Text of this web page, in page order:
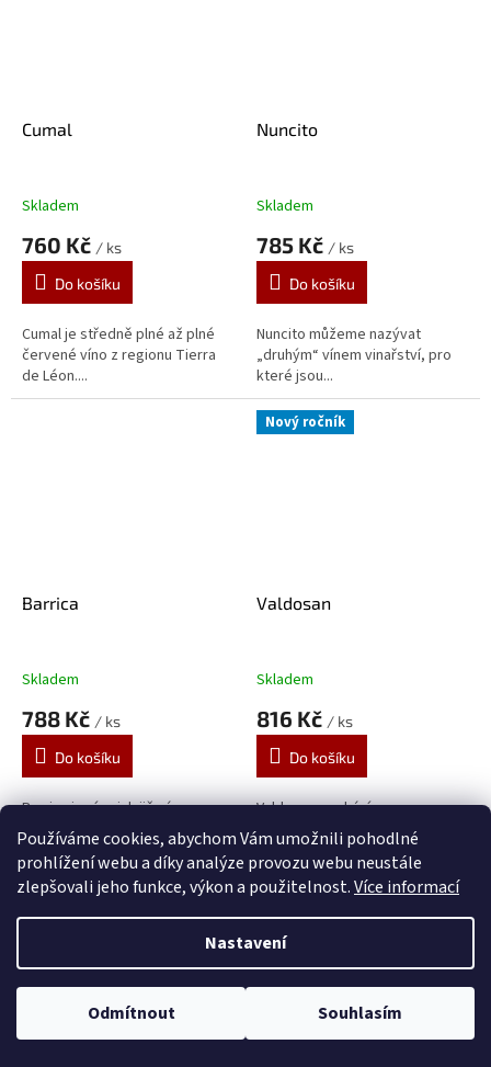
Používáme cookies, abychom Vám umožnili pohodlné
prohlížení webu a díky analýze provozu webu neustále
zlepšovali jeho funkce, výkon a použitelnost.Více informací
Nastavení
Odmítnout Souhlasím
Cumal
Skladem
760 Kč / ks
Do košíku
Cumal je středně plné až plné
červené víno z regionu Tierra
de Léon....
Nuncito
Skladem
785 Kč / ks
Do košíku
Nuncito můžeme nazývat
„druhým“ vínem vinařství, pro
které jsou...
Barrica
Skladem
788 Kč / ks
Do košíku
Barrica je víno jak již název
napovídá zrající v sudech, které
skvěle...
Nový ročník
Valdosan
Skladem
816 Kč / ks
Do košíku
Valdosan pochází ze
stejnojmenné vinice s
průměrným stářím keřů...
Nový ročník